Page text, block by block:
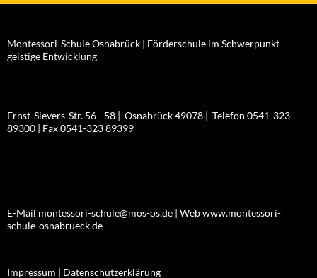
Montessori-Schule Osnabrück | Förderschule im Schwerpunkt
geistige Entwicklung
Ernst-Sievers-Str. 56 - 58 | Osnabrück 49078 | Telefon 0541-323
89300 | Fax 0541-323 89399
E-Mail montessori-schule@mos-os.de | Web www.montessori-
schule-osnabrueck.de
Impressum | Datenschutzerklärung